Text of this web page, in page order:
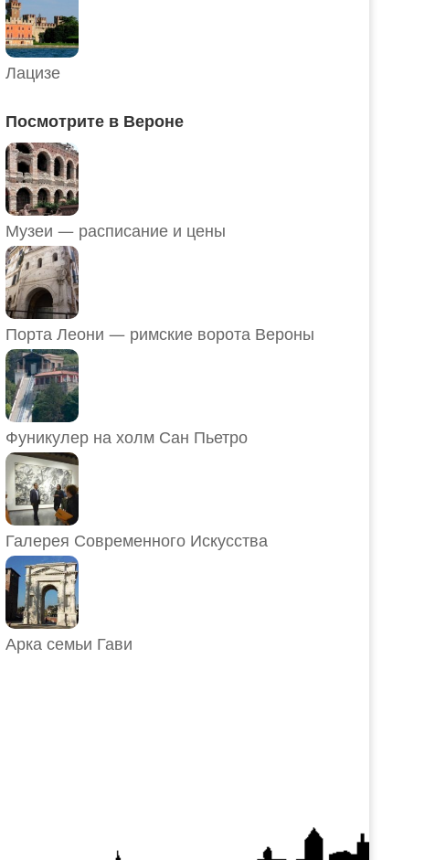
Лацизе
Посмотрите в Вероне
Музеи — расписание и цены
Порта Леони — римские ворота Вероны
Фуникулер на холм Сан Пьетро
Галерея Современного Искусства
Арка семьи Гави